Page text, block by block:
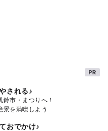
される♪
鈴市・まつりへ！
景を満喫しよう
おでかけ♪